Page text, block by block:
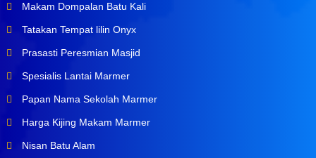
Makam Dompalan Batu Kali
Tatakan Tempat lilin Onyx
Prasasti Peresmian Masjid
Spesialis Lantai Marmer
Papan Nama Sekolah Marmer
Harga Kijing Makam Marmer
Nisan Batu Alam